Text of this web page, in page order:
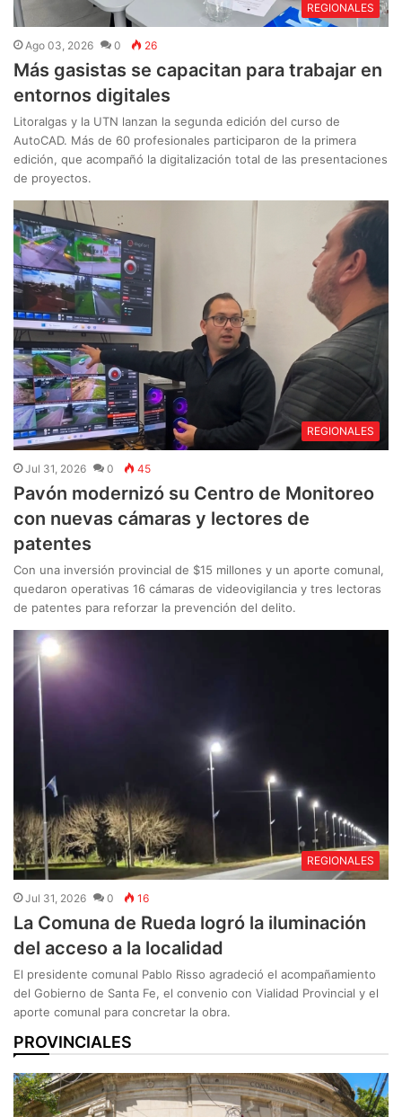
REGIONALES
Ago 03, 2026 0 26
Más gasistas se capacitan para trabajar en
entornos digitales
Litoralgas y la UTN lanzan la segunda edición del curso de
AutoCAD. Más de 60 profesionales participaron de la primera
edición, que acompañó la digitalización total de las presentaciones
de proyectos.
REGIONALES
Jul 31, 2026 0 45
Pavón modernizó su Centro de Monitoreo
con nuevas cámaras y lectores de
patentes
Con una inversión provincial de $15 millones y un aporte comunal,
quedaron operativas 16 cámaras de videovigilancia y tres lectoras
de patentes para reforzar la prevención del delito.
REGIONALES
Jul 31, 2026 0 16
La Comuna de Rueda logró la iluminación
del acceso a la localidad
El presidente comunal Pablo Risso agradeció el acompañamiento
del Gobierno de Santa Fe, el convenio con Vialidad Provincial y el
aporte comunal para concretar la obra.
PROVINCIALES